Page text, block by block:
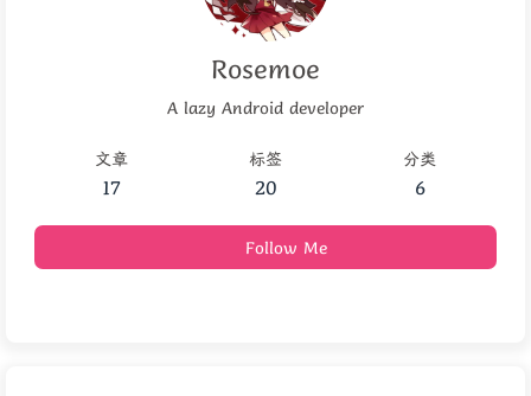
Rosemoe
A lazy Android developer
文章
17
标签
20
分类
6
Follow Me